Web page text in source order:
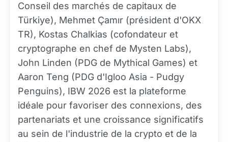
Conseil des marchés de capitaux de
Türkiye), Mehmet Çamır (président d'OKX
TR), Kostas Chalkias (cofondateur et
cryptographe en chef de Mysten Labs),
John Linden (PDG de Mythical Games) et
Aaron Teng (PDG d'Igloo Asia - Pudgy
Penguins), IBW 2026 est la plateforme
idéale pour favoriser des connexions, des
partenariats et une croissance significatifs
au sein de l'industrie de la crypto et de la